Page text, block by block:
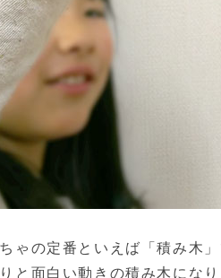
ゃの定番といえば「積み木
と面白い動きの積み木にな